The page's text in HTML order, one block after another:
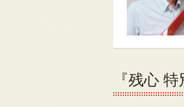
『残心